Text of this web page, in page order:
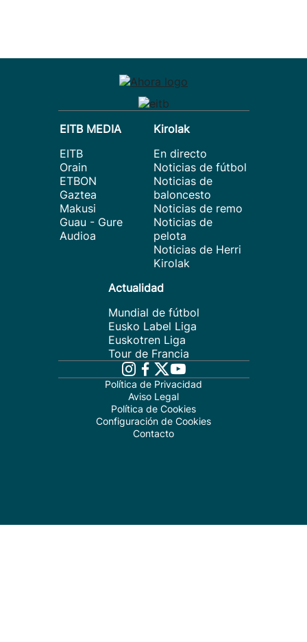
EITB MEDIA
EITB
Orain
ETBON
Gaztea
Makusi
Guau - Gure
Audioa
Kirolak
En directo
Noticias de fútbol
Noticias de
baloncesto
Noticias de remo
Noticias de
pelota
Noticias de Herri
Kirolak
Actualidad
Mundial de fútbol
Eusko Label Liga
Euskotren Liga
Tour de Francia
Política de Privacidad
Aviso Legal
Política de Cookies
Configuración de Cookies
Contacto